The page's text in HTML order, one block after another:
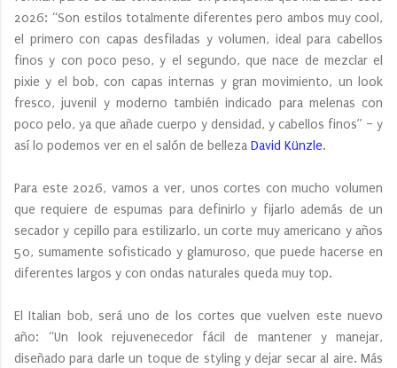
2026: “Son estilos totalmente diferentes pero ambos muy cool,
el primero con capas desfiladas y volumen, ideal para cabellos
finos y con poco peso, y el segundo, que nace de mezclar el
pixie y el bob, con capas internas y gran movimiento, un look
fresco, juvenil y moderno también indicado para melenas con
poco pelo, ya que añade cuerpo y densidad, y cabellos finos” – y
así lo podemos ver en el salón de belleza David Künzle.
Para este 2026, vamos a ver, unos cortes con mucho volumen
que requiere de espumas para definirlo y fijarlo además de un
secador y cepillo para estilizarlo, un corte muy americano y años
50, sumamente sofisticado y glamuroso, que puede hacerse en
diferentes largos y con ondas naturales queda muy top.
El Italian bob, será uno de los cortes que vuelven este nuevo
año: “Un look rejuvenecedor fácil de mantener y manejar,
diseñado para darle un toque de styling y dejar secar al aire. Más